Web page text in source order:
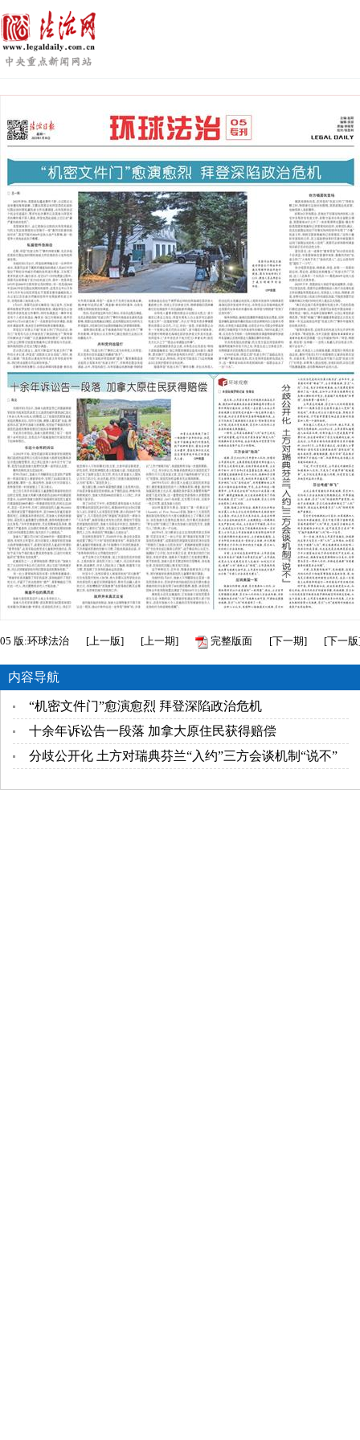
05 版:环球法治 [上一版] [上一期] 完整版面 [下一期] [下一版
内容导航
“机密文件门”愈演愈烈 拜登深陷政治危机
十余年诉讼告一段落 加拿大原住民获得赔偿
分歧公开化 土方对瑞典芬兰“入约”三方会谈机制“说不”